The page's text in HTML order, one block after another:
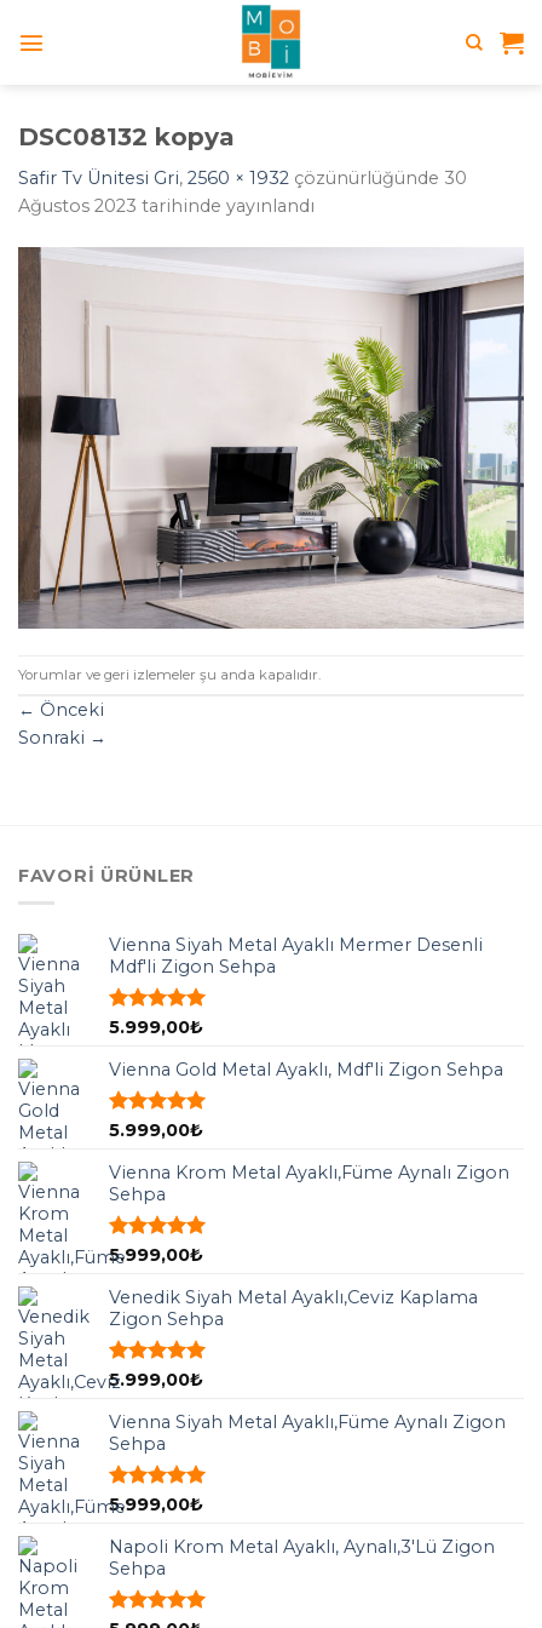
DSC08132 kopya
Safir Tv Ünitesi Gri, 2560 × 1932 çözünürlüğünde 30
Ağustos 2023 tarihinde yayınlandı
Yorumlar ve geri izlemeler şu anda kapalıdır.
← Önceki
Sonraki →
FAVORI ÜRÜNLER
Vienna Siyah Metal Ayaklı Mermer Desenli
Mdf'li Zigon Sehpa
5 üzerinden
aldı
5.999,00₺
Vienna Gold Metal Ayaklı, Mdf'li Zigon Sehpa
5 üzerinden
aldı
5.999,00₺
Vienna Krom Metal Ayaklı,Füme Aynalı Zigon
Sehpa
5 üzerinden
aldı
5.999,00₺
Venedik Siyah Metal Ayaklı,Ceviz Kaplama
Zigon Sehpa
5 üzerinden
aldı
5.999,00₺
Vienna Siyah Metal Ayaklı,Füme Aynalı Zigon
Sehpa
5 üzerinden
aldı
5.999,00₺
Napoli Krom Metal Ayaklı, Aynalı,3'Lü Zigon
Sehpa